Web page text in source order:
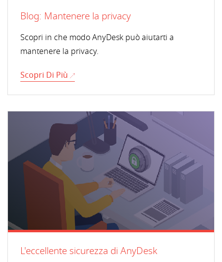
Blog: Mantenere la privacy
Scopri in che modo AnyDesk può aiutarti a
mantenere la privacy.
Scopri Di Più
L'eccellente sicurezza di AnyDesk